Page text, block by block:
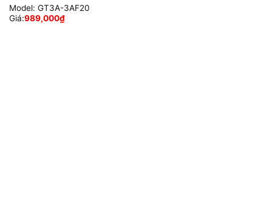
Model: GT3A-3AF20
Giá:989,000₫